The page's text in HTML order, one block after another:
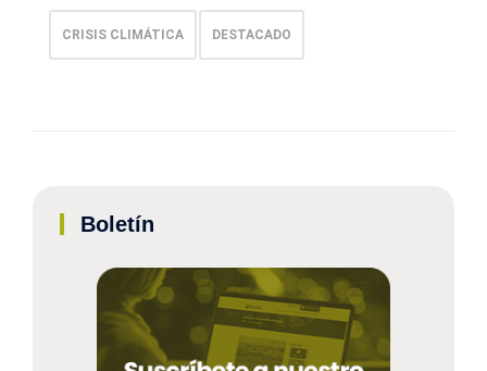
CRISIS CLIMÁTICA DESTACADO
Boletín